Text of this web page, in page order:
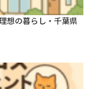
想の暮らし・千葉県